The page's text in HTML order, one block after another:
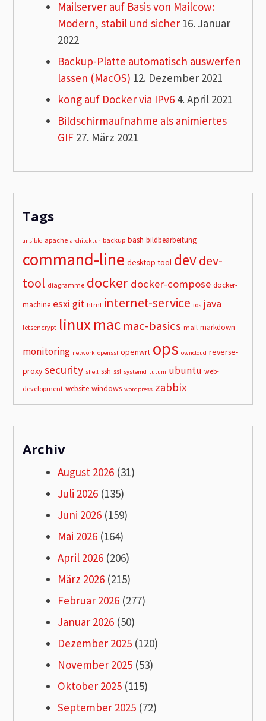
Mailserver auf Basis von Mailcow:
Modern, stabil und sicher 16. Januar
2022
Backup-Platte automatisch auswerfen
lassen (MacOS) 12. Dezember 2021
kong auf Docker via IPv6 4. April 2021
Bildschirmaufnahme als animiertes
GIF 27. März 2021
Tags
ansible apache architektur backup bash bildbearbeitung
command-line desktop-tool devdev-
tool diagramme docker docker-compose docker-
machine esxi git html internet-service ios java
letsencrypt linuxmac mac-basics mail markdown
monitoring network openssl openwrt ops owncloud reverse-
proxy security shell ssh ssl systemd tutum ubuntu web-
development website windows wordpress zabbix
Archiv
August 2026 (31)
Juli 2026 (135)
Juni 2026 (159)
Mai 2026 (164)
April 2026 (206)
März 2026 (215)
Februar 2026 (277)
Januar 2026 (50)
Dezember 2025 (120)
November 2025 (53)
Oktober 2025 (115)
September 2025 (72)